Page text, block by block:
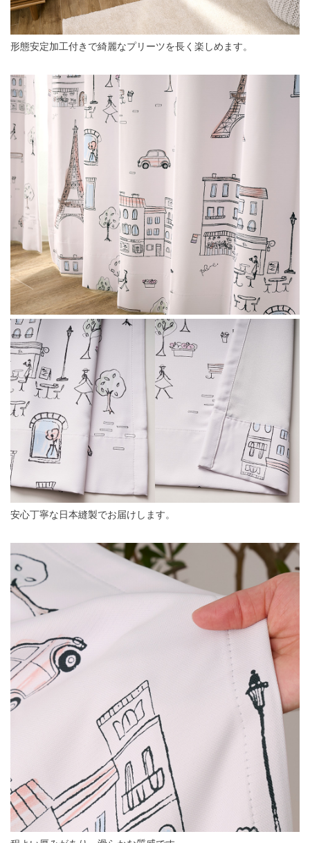
形態安定加工付きで綺麗なプリーツを長く楽しめます。
安心丁寧な日本縫製でお届けします。